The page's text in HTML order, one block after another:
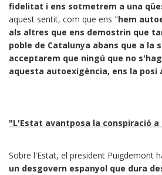
fidelitat i ens sotmetrem a una
aquest sentit, com que ens "hem
als altres que ens demostrin que
poble de Catalunya abans que a la
acceptarem que ningú que no
aquesta autoexigència, ens la posi
"L'Estat avantposa la conspiració
Sobre l'Estat, el president Puigdemont
un desgovern espanyol que dura